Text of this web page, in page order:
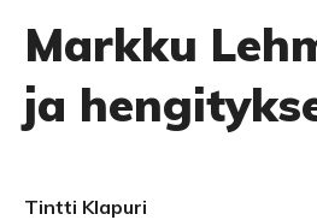
Markku
ja
Tintti Klapuri